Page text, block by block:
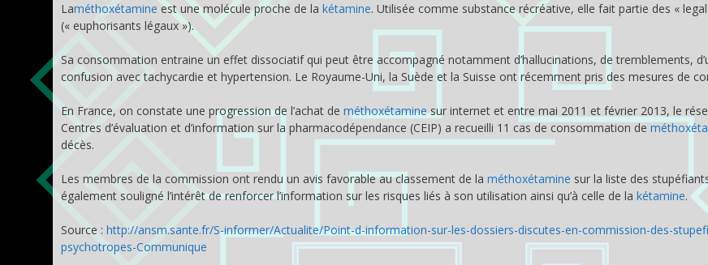
Laméthoxétamine est une molécule proche de la kétamine. Utilisée comme substance récréative, elle fait partie des «
(« euphorisants légaux »).
Sa consommation entraine un effet dissociatif qui peut être accompagné notamment d’hallucinations, de tremblements,
confusion avec tachycardie et hypertension. Le Royaume-Uni, la Suède et la Suisse ont récemment pris des mesures de
En France, on constate une progression de l’achat de méthoxétaminesur internet et entre mai 2011 et février 2013, le
Centres d’évaluation et d’information sur la pharmacodépendance (CEIP) a recueilli 11 cas de consommation de
décès.
Les membres de la commission ont rendu un avis favorable au classement de la méthoxétamine sur la liste des
également souligné l’intérêt de renforcer l’information sur les risques liés à son utilisation ainsi qu’à celle de la kétamine.
Source : http://ansm.sante.fr/S-informer/Actualite/Point-d-information-sur-les-dossiers-discutes-en-commission-des-
psychotropes-Communique